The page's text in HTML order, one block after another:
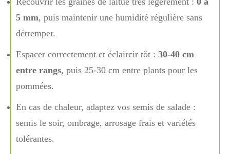
5 mm, puis maintenir une humidité régulière sans
détremper.
Espacer correctement et éclaircir tôt : 30-40 cm
entre rangs, puis 25-30 cm entre plants pour les
pommées.
En cas de chaleur, adaptez vos semis de salade :
semis le soir, ombrage, arrosage frais et variétés
tolérantes.